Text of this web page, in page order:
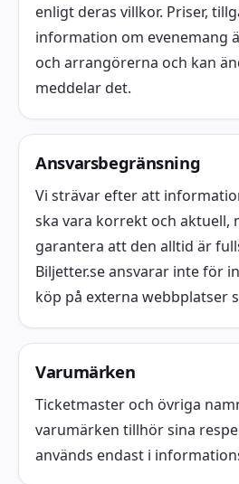
enligt deras villkor. Priser,
information om evenemang
och arrangörerna och kan
meddelar det.
Ansvarsbegränsning
Vi strävar efter att
ska vara korrekt och aktuell,
garantera att den alltid är
Biljetter.se ansvarar inte för
köp på externa webbplatser
Varumärken
Ticketmaster och övriga
varumärken tillhör sina
används endast i